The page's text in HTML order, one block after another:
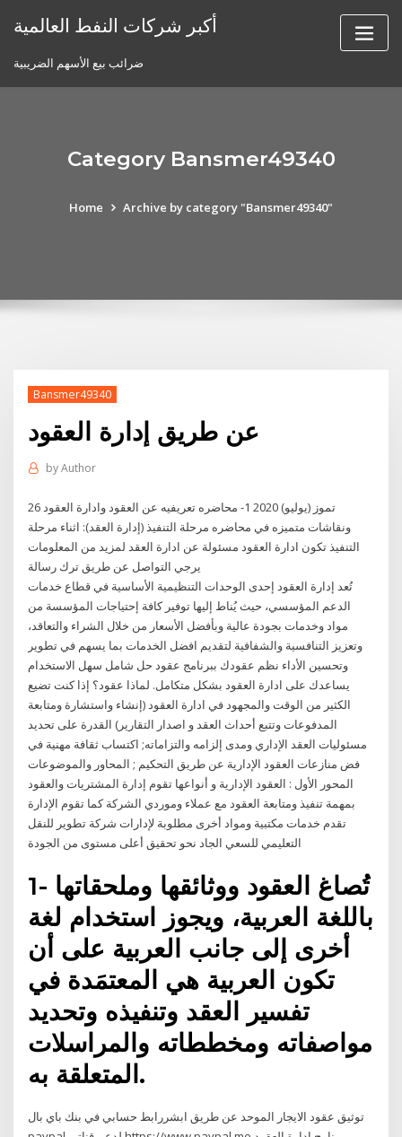
أكبر شركات النفط العالمية
ضرائب بيع الأسهم الضريبية
Category Bansmer49340
Home Archive by category "Bansmer49340"
Bansmer49340
عن طريق إدارة العقود
byAuthor
26 تموز (يوليو) 2020 1- محاضره تعريفيه عن العقود وادارة العقود
ونقاشات متميزه في محاضره مرحلة التنفيذ (إدارة العقد): اثناء مرحلة
التنفيذ تكون ادارة العقود مسئولة عن ادارة العقد لمزيد من المعلومات
يرجي التواصل عن طريق ترك رسالة
تُعد إدارة العقود إحدى الوحدات التنظيمية الأساسية في قطاع خدمات
الدعم المؤسسي، حيث يُناط إليها توفير كافة إحتياجات المؤسسة من
مواد وخدمات بجودة عالية وبأفضل الأسعار من خلال الشراء والتعاقد،
وتعزيز التنافسية والشفافية لتقديم افضل الخدمات بما يسهم في تطوير
وتحسين الأداء نظم عقودك ببرنامج عقود حل شامل سهل الاستخدام
يساعدك على ادارة العقود بشكل متكامل. لماذا عقود؟ إذا كنت تضيع
الكثير من الوقت والمجهود في ادارة العقود (إنشاء واستشارة ومتابعة
المدفوعات وتتبع أحداث العقد و اصدار التقارير) القدرة على تحديد
مسئوليات العقد الإداري ومدى إلزامه والتزاماته; اكتساب ثقافة مهنية في
فض منازعات العقود الإدارية عن طريق التحكيم ; المحاور والموضوعات
المحور الأول : العقود الإدارية و أنواعها تقوم إدارة المشتريات والعقود
بمهمة تنفيذ ومتابعة العقود مع عملاء وموردي الشركة كما تقوم الإدارة
تقدم خدمات مكتبية ومواد أخرى مطلوبة لإدارات شركة تطوير للنقل
التعليمي للسعي الجاد نحو تحقيق أعلى مستوى من الجودة
1- تُصاغ العقود ووثائقها وملحقاتها
باللغة العربية، ويجوز استخدام لغة
أخرى إلى جانب العربية على أن
تكون العربية هي المعتمَدة في
تفسير العقد وتنفيذه وتحديد
مواصفاته ومخططاته والمراسلات
المتعلقة به.
توثيق عقود الايجار الموحد عن طريق ابشررابط حسابي في بنك باي بال